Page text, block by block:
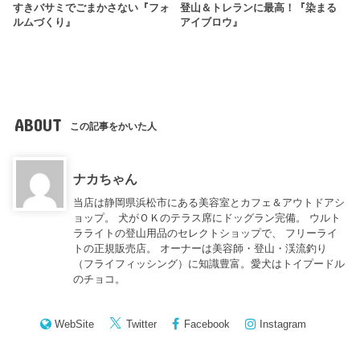
すきバサミでごまかさない『フォ
ルムづくり』
登山＆トレランに最高！『染まる
アイブロウ』
ABOUT この記事をかいた人
ナカちゃん
当店は静岡県浜松市にある美容室とカフェ＆アウトドアシ
ョップ。 犬がＯＫのテラス席にドッグラン完備。 ウルト
ラライトの登山用品のセレクトショップで、 フリーライ
トの正規販売店。 オーナーは美容師・登山・渓流釣り
（フライフィッシング）に知識豊富。愛犬はトイプードル
のチョコ。
WebSite Twitter Facebook Instagram